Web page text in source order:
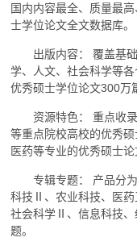
国内内容最全、质量最
士学位论文全文数据库。
出版内容： 覆盖基
学、人文、社会科学等
优秀硕士学位论文300万
资源特色： 重点收
等重点院校高校的优秀
医药等专业的优秀硕士论
专辑专题： 产品分
科技Ⅱ、农业科技、医药
社会科学Ⅱ、信息科技、
题。